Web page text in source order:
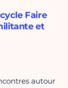
Faire
et
autour